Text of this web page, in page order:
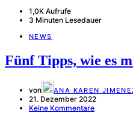
1,0K Aufrufe
3 Minuten Lesedauer
NEWS
Fünf Tipps, wie es
von ANA KAREN
21. Dezember 2022
Keine Kommentare